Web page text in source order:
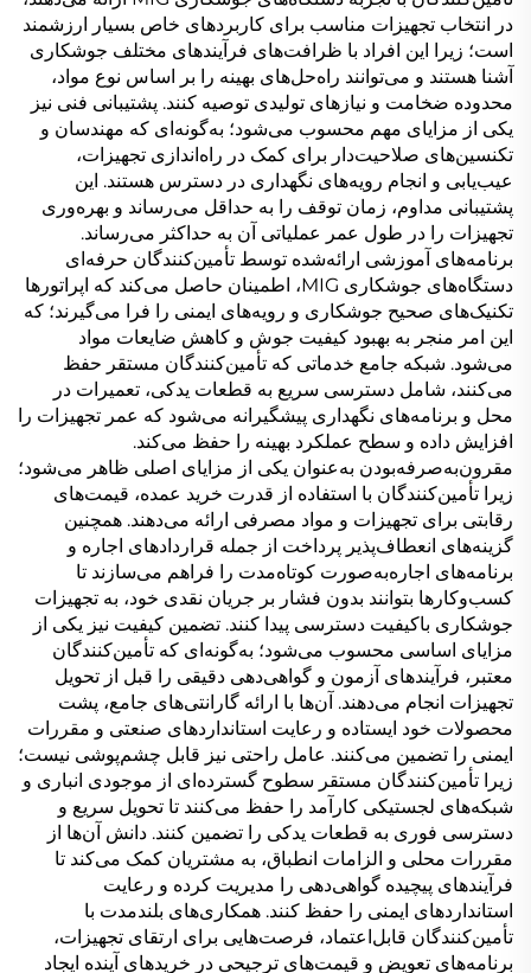
در انتخاب تجهیزات مناسب برای کاربردهای خاص بسیار ارزشمند
است؛ زیرا این افراد با ظرافت‌های فرآیندهای مختلف جوشکاری
آشنا هستند و می‌توانند راه‌حل‌های بهینه را بر اساس نوع مواد،
محدوده ضخامت و نیازهای تولیدی توصیه کنند. پشتیبانی فنی نیز
یکی از مزایای مهم محسوب می‌شود؛ به‌گونه‌ای که مهندسان و
تکنسین‌های صلاحیت‌دار برای کمک در راه‌اندازی تجهیزات،
عیب‌یابی و انجام رویه‌های نگهداری در دسترس هستند. این
پشتیبانی مداوم، زمان توقف را به حداقل می‌رساند و بهره‌وری
تجهیزات را در طول عمر عملیاتی آن به حداکثر می‌رساند.
برنامه‌های آموزشی ارائه‌شده توسط تأمین‌کنندگان حرفه‌ای
دستگاه‌های جوشکاری MIG، اطمینان حاصل می‌کند که اپراتورها
تکنیک‌های صحیح جوشکاری و رویه‌های ایمنی را فرا می‌گیرند؛ که
این امر منجر به بهبود کیفیت جوش و کاهش ضایعات مواد
می‌شود. شبکه جامع خدماتی که تأمین‌کنندگان مستقر حفظ
می‌کنند، شامل دسترسی سریع به قطعات یدکی، تعمیرات در
محل و برنامه‌های نگهداری پیشگیرانه می‌شود که عمر تجهیزات را
افزایش داده و سطح عملکرد بهینه را حفظ می‌کند.
مقرون‌به‌صرفه‌بودن به‌عنوان یکی از مزایای اصلی ظاهر می‌شود؛
زیرا تأمین‌کنندگان با استفاده از قدرت خرید عمده، قیمت‌های
رقابتی برای تجهیزات و مواد مصرفی ارائه می‌دهند. همچنین
گزینه‌های انعطاف‌پذیر پرداخت از جمله قراردادهای اجاره و
برنامه‌های اجاره‌به‌صورت کوتاه‌مدت را فراهم می‌سازند تا
کسب‌وکارها بتوانند بدون فشار بر جریان نقدی خود، به تجهیزات
جوشکاری باکیفیت دسترسی پیدا کنند. تضمین کیفیت نیز یکی از
مزایای اساسی محسوب می‌شود؛ به‌گونه‌ای که تأمین‌کنندگان
معتبر، فرآیندهای آزمون و گواهی‌دهی دقیقی را قبل از تحویل
تجهیزات انجام می‌دهند. آن‌ها با ارائه گارانتی‌های جامع، پشت
محصولات خود ایستاده و رعایت استانداردهای صنعتی و مقررات
ایمنی را تضمین می‌کنند. عامل راحتی نیز قابل چشم‌پوشی نیست؛
زیرا تأمین‌کنندگان مستقر سطوح گسترده‌ای از موجودی انباری و
شبکه‌های لجستیکی کارآمد را حفظ می‌کنند تا تحویل سریع و
دسترسی فوری به قطعات یدکی را تضمین کنند. دانش آن‌ها از
مقررات محلی و الزامات انطباق، به مشتریان کمک می‌کند تا
فرآیندهای پیچیده گواهی‌دهی را مدیریت کرده و رعایت
استانداردهای ایمنی را حفظ کنند. همکاری‌های بلندمدت با
تأمین‌کنندگان قابل‌اعتماد، فرصت‌هایی برای ارتقای تجهیزات،
برنامه‌های تعویض و قیمت‌های ترجیحی در خریدهای آینده ایجاد